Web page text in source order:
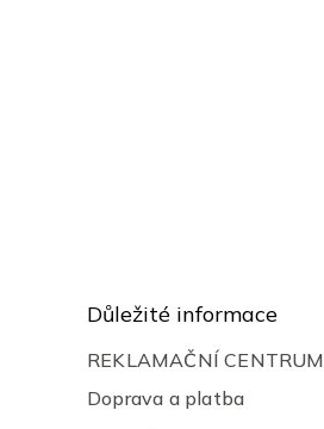
Důležité informace
REKLAMAČNÍ CENTRUM
Doprava a platba